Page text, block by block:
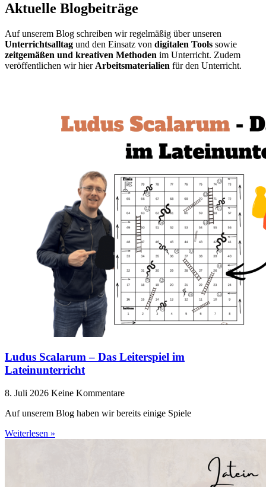
Aktuelle Blogbeiträge
Auf unserem Blog schreiben wir regelmäßig über unseren
Unterrichtsalltag und den Einsatz von digitalen Tools sowie
zeitgemäßen und kreativen Methoden im Unterricht. Zudem
veröffentlichen wir hier Arbeitsmaterialien für den Unterricht.
Ludus Scalarum – Das Leiterspiel im
Lateinunterricht
8. Juli 2026 Keine Kommentare
Auf unserem Blog haben wir bereits einige Spiele
Weiterlesen »